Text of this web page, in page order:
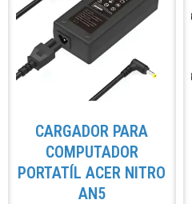
CARGADOR PARA
COMPUTADOR
PORTATÍL ACER NITRO
AN5